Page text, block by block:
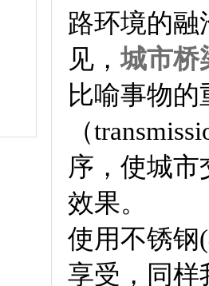
路环境的
见，城市桥
比喻事物
（
序，使城
效果。
使用不锈钢
享受，同样